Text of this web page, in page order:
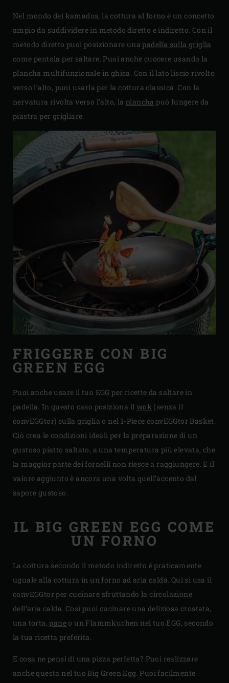
Nel mondo dei kamados, la cottura al forno è un concetto
ampio da suddividere in metodo diretto e indiretto. Con il
metodo diretto puoi posizionare una padella sulla griglia
come pentola per saltare. Puoi anche cuocere usando la
plancha multifunzionale in ghisa. Con il lato liscio rivolto
verso l’alto, puoi usarla per la cottura classica. Con la
nervatura rivolta verso l’alto, la plancha può fungere da
piastra per grigliare.
FRIGGERE CON BIG
GREEN EGG
Puoi anche usare il tuo EGG per ricette da saltare in
padella. In questo caso posiziona il wok (senza il
convEGGtor) sulla griglia o nel 1-Piece convEGGtor Basket.
Ciò crea le condizioni ideali per la preparazione di un
gustoso piatto saltato, a una temperatura più elevata, che
la maggior parte dei fornelli non riesce a raggiungere. E il
valore aggiunto è ancora una volta quell’accento dal
sapore gustoso.
IL BIG GREEN EGG COME
UN FORNO
La cottura secondo il metodo indiretto è praticamente
uguale alla cottura in un forno ad aria calda. Qui si usa il
convEGGtor per cucinare sfruttando la circolazione
dell’aria calda. Così puoi cucinare una deliziosa crostata,
una torta, paneo un Flammkuchen nel tuo EGG, secondo
la tua ricetta preferita.
E cosa ne pensi di una pizza perfetta? Puoi realizzare
anche questa nel tuo Big Green Egg. Puoi facilmente